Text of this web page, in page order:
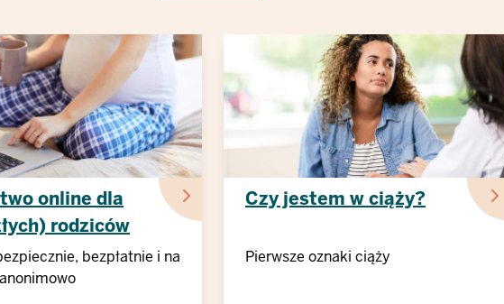
online dla
rodziców
bezpłatnie i na
Czy jestem w ciąży?
Pierwsze oznaki ciąży